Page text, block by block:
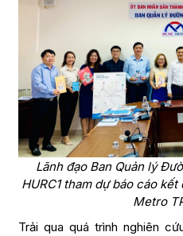
Lãnh đạo Ban Quản lý
HURC1 tham dự báo cáo
Metro
Trải qua quá trình nghiên